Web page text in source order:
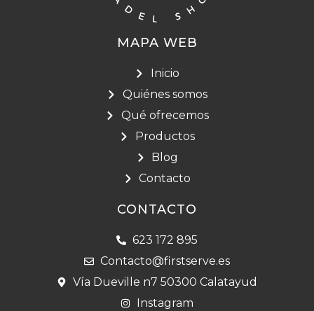
MAPA WEB
Inicio
Quiénes somos
Qué ofrecemos
Productos
Blog
Contacto
CONTACTO
623 172 895
Contacto@firstserve.es
Vía Dueville n7 50300 Calatayud
Instagram